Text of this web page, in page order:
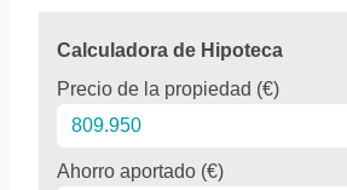
Calculadora de Hipoteca
Precio de la propiedad (€)
Ahorro aportado (€)